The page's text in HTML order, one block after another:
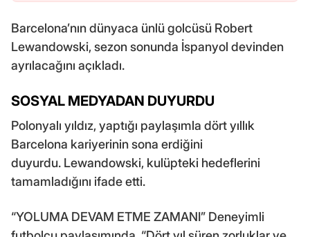
Barcelona’nın dünyaca ünlü golcüsü Robert
Lewandowski, sezon sonunda İspanyol devinden
ayrılacağını açıkladı.
SOSYAL MEDYADAN DUYURDU
Polonyalı yıldız, yaptığı paylaşımla dört yıllık
Barcelona kariyerinin sona erdiğini
duyurdu. Lewandowski, kulüpteki hedeflerini
tamamladığını ifade etti.
“YOLUMA DEVAM ETME ZAMANI” Deneyimli